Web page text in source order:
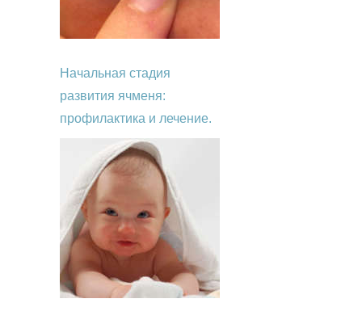
Начальная стадия
развития ячменя:
профилактика и лечение.